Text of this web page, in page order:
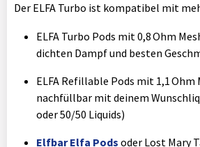
Der ELFA Turbo ist kompatibel mit
ELFA Turbo Pods mit 0,8 Ohm
dichten Dampf und besten
ELFA Refillable Pods mit 1,1 Ohm
nachfüllbar mit deinem
oder 50/50 Liquids)
Elfbar Elfa Pods oder Lost Mary